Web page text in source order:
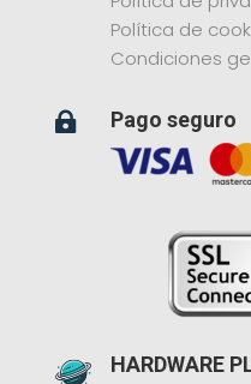
Política de
Condiciones
 Pago seguro
HARDWARE